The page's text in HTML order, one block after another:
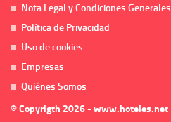
Nota Legal y Condiciones Generales
Política de Privacidad
Uso de cookies
Empresas
Quiénes Somos
© Copyrigth 2026 - www.hoteles.net